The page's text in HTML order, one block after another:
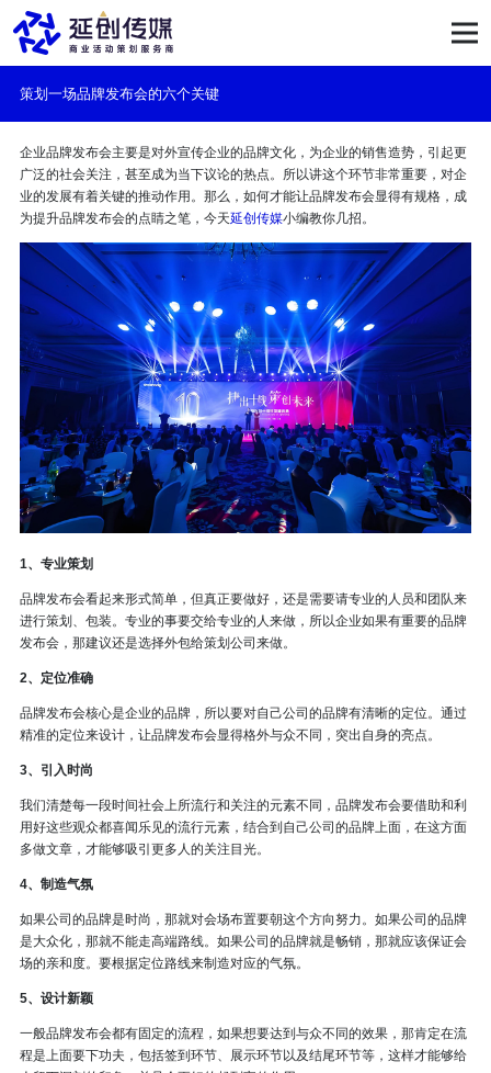
策划一场品牌发布会的六个关键
企业品牌发布会主要是对外宣传企业的品牌文化，为企业的销售造势，引起更
广泛的社会关注，甚至成为当下议论的热点。所以讲这个环节非常重要，对企
业的发展有着关键的推动作用。那么，如何才能让品牌发布会显得有规格，成
为提升品牌发布会的点睛之笔，今天延创传媒小编教你几招。
1、专业策划
品牌发布会看起来形式简单，但真正要做好，还是需要请专业的人员和团队来
进行策划、包装。专业的事要交给专业的人来做，所以企业如果有重要的品牌
发布会，那建议还是选择外包给策划公司来做。
2、定位准确
品牌发布会核心是企业的品牌，所以要对自己公司的品牌有清晰的定位。通过
精准的定位来设计，让品牌发布会显得格外与众不同，突出自身的亮点。
3、引入时尚
我们清楚每一段时间社会上所流行和关注的元素不同，品牌发布会要借助和利
用好这些观众都喜闻乐见的流行元素，结合到自己公司的品牌上面，在这方面
多做文章，才能够吸引更多人的关注目光。
4、制造气氛
如果公司的品牌是时尚，那就对会场布置要朝这个方向努力。如果公司的品牌
是大众化，那就不能走高端路线。如果公司的品牌就是畅销，那就应该保证会
场的亲和度。要根据定位路线来制造对应的气氛。
5、设计新颖
一般品牌发布会都有固定的流程，如果想要达到与众不同的效果，那肯定在流
程是上面要下功夫，包括签到环节、展示环节以及结尾环节等，这样才能够给